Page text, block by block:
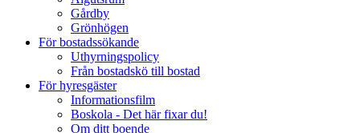
Gårdby
Grönhögen
För bostadssökande
Uthyrningspolicy
Från bostadskö till bostad
För hyresgäster
Informationsfilm
Boskola - Det här fixar du!
Om ditt boende